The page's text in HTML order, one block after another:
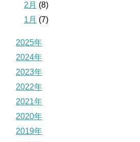
2月 (8)
1月 (7)
2025年
2024年
2023年
2022年
2021年
2020年
2019年